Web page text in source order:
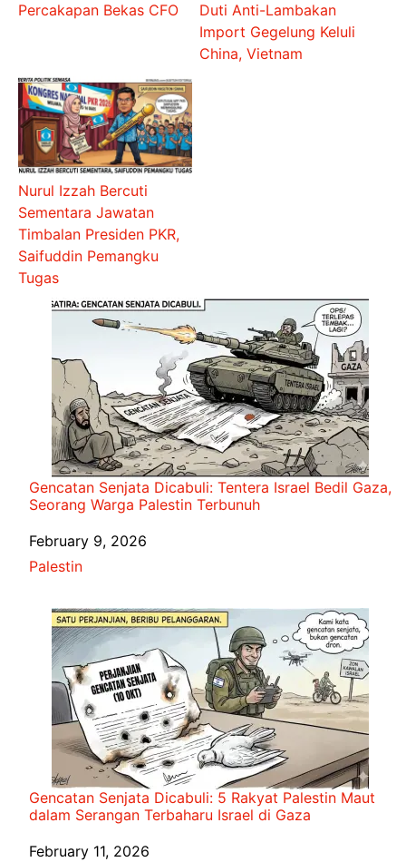
Percakapan Bekas CFO
Duti Anti-Lambakan
Import Gegelung Keluli
China, Vietnam
Nurul Izzah Bercuti
Sementara Jawatan
Timbalan Presiden PKR,
Saifuddin Pemangku
Tugas
Gencatan Senjata Dicabuli: Tentera Israel Bedil Gaza,
Seorang Warga Palestin Terbunuh
Date
February 9, 2026
In relation to
Palestin
Gencatan Senjata Dicabuli: 5 Rakyat Palestin Maut
dalam Serangan Terbaharu Israel di Gaza
Date
February 11, 2026